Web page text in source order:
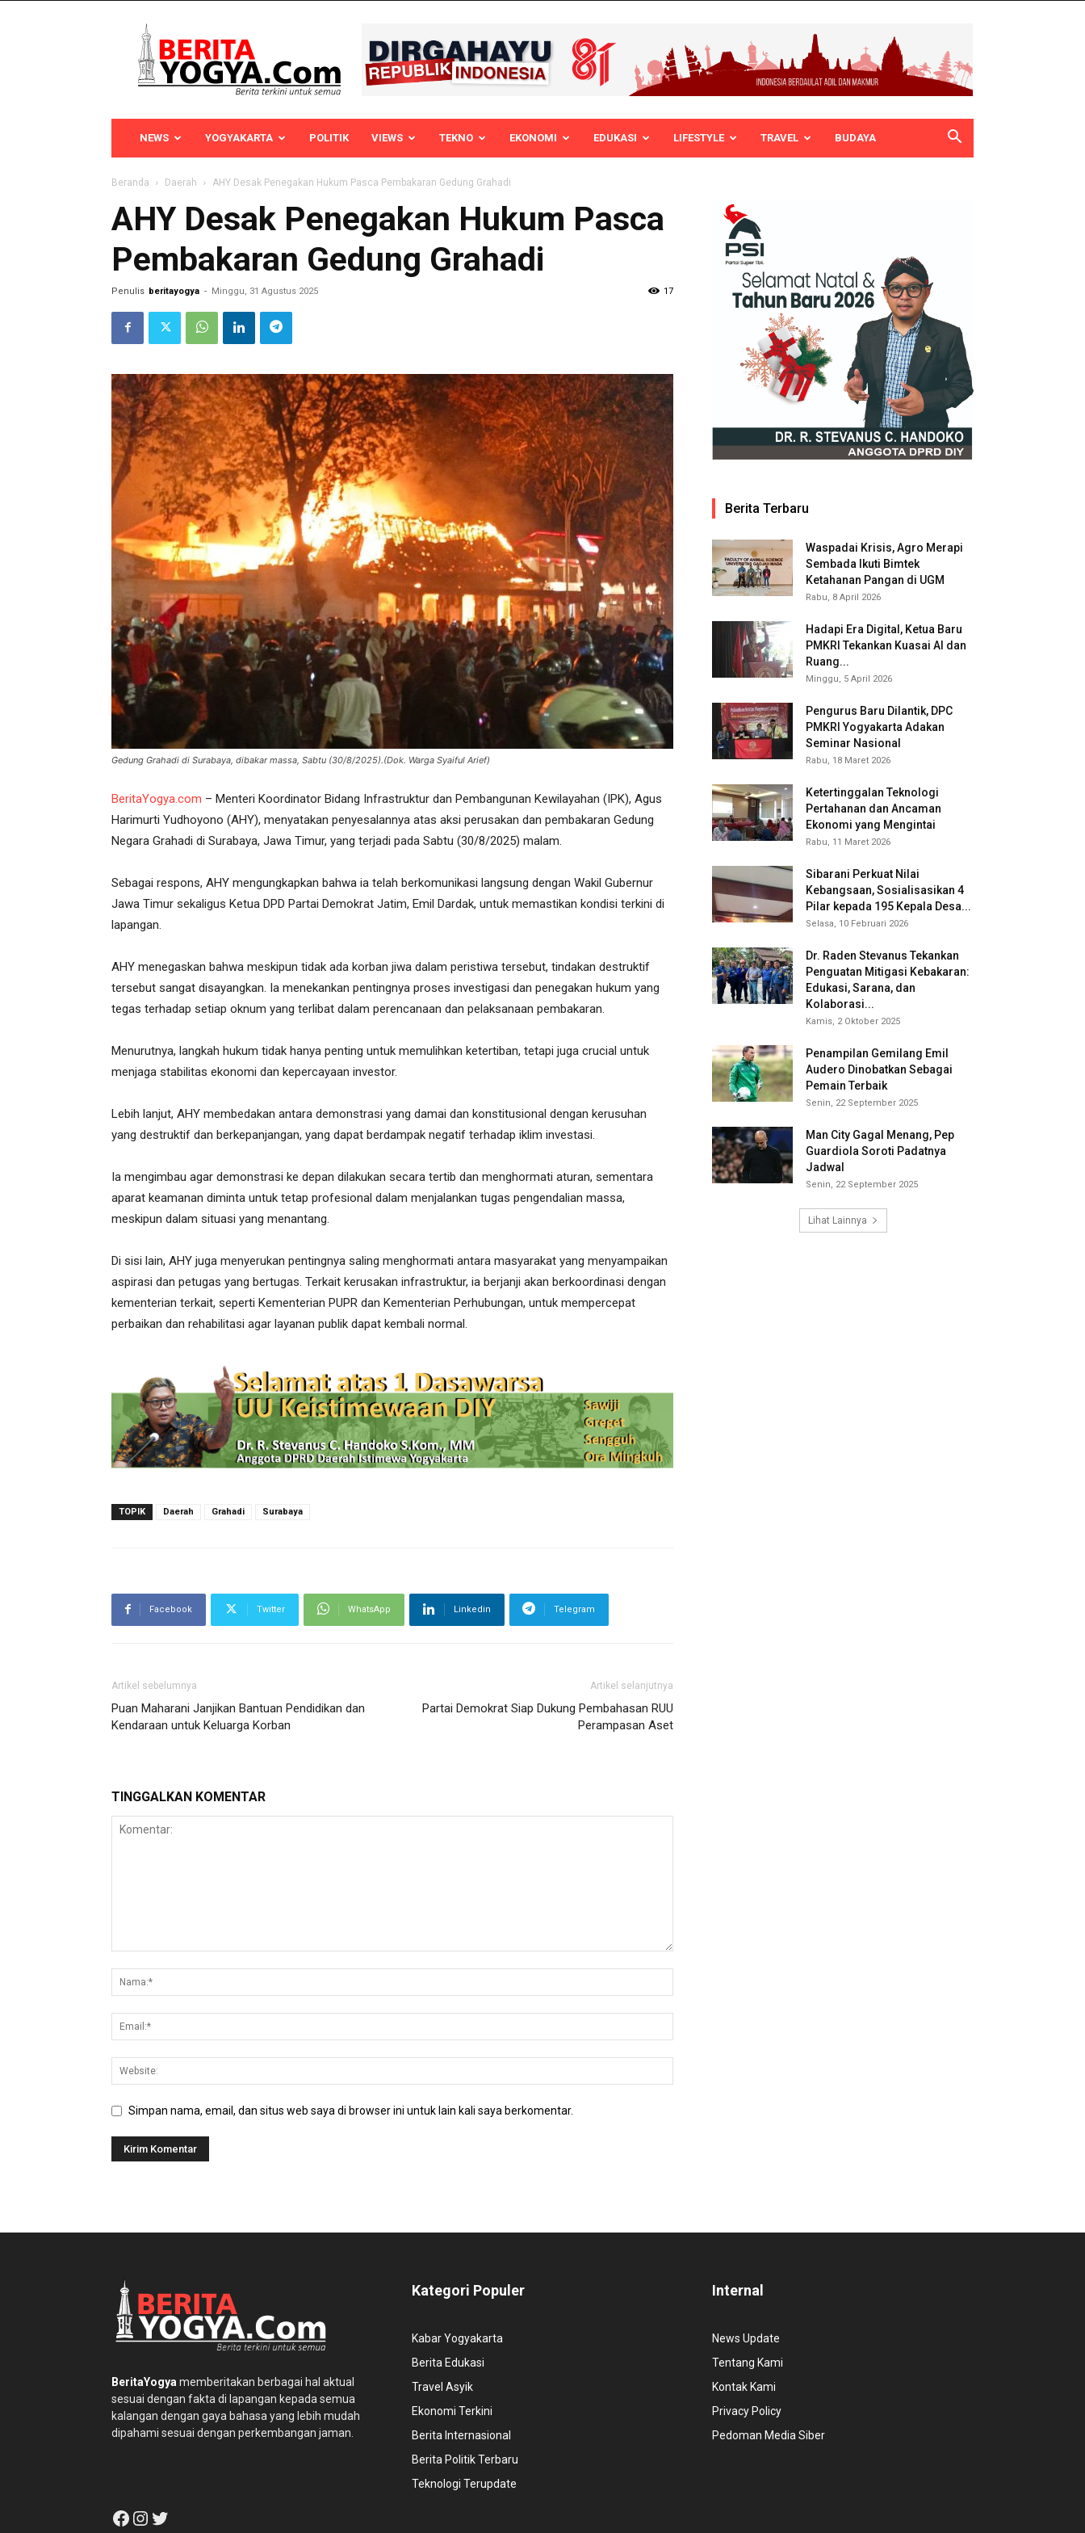
Yogya
NEWS YOGYAKARTA POLITIK VIEWS TEKNO EKONOMI EDUKASI LIFESTYLE TRAVEL BUDAYA
Beranda Daerah AHY Desak Penegakan Hukum Pasca Pembakaran Gedung Grahadi
AHY Desak Penegakan Hukum Pasca
Pembakaran Gedung Grahadi
Penulis beritayogya - Minggu, 31 Agustus 2025 17
Gedung Grahadi di Surabaya, dibakar massa, Sabtu (30/8/2025).(Dok. Warga Syaiful Arief)
BeritaYogya.com – Menteri Koordinator Bidang Infrastruktur dan Pembangunan Kewilayahan (IPK), Agus
Harimurti Yudhoyono (AHY), menyatakan penyesalannya atas aksi perusakan dan pembakaran Gedung
Negara Grahadi di Surabaya, Jawa Timur, yang terjadi pada Sabtu (30/8/2025) malam.
Sebagai respons, AHY mengungkapkan bahwa ia telah berkomunikasi langsung dengan Wakil Gubernur
Jawa Timur sekaligus Ketua DPD Partai Demokrat Jatim, Emil Dardak, untuk memastikan kondisi terkini di
lapangan.
AHY menegaskan bahwa meskipun tidak ada korban jiwa dalam peristiwa tersebut, tindakan destruktif
tersebut sangat disayangkan. Ia menekankan pentingnya proses investigasi dan penegakan hukum yang
tegas terhadap setiap oknum yang terlibat dalam perencanaan dan pelaksanaan pembakaran.
Menurutnya, langkah hukum tidak hanya penting untuk memulihkan ketertiban, tetapi juga crucial untuk
menjaga stabilitas ekonomi dan kepercayaan investor.
Lebih lanjut, AHY membedakan antara demonstrasi yang damai dan konstitusional dengan kerusuhan
yang destruktif dan berkepanjangan, yang dapat berdampak negatif terhadap iklim investasi.
Ia mengimbau agar demonstrasi ke depan dilakukan secara tertib dan menghormati aturan, sementara
aparat keamanan diminta untuk tetap profesional dalam menjalankan tugas pengendalian massa,
meskipun dalam situasi yang menantang.
Di sisi lain, AHY juga menyerukan pentingnya saling menghormati antara masyarakat yang menyampaikan
aspirasi dan petugas yang bertugas. Terkait kerusakan infrastruktur, ia berjanji akan berkoordinasi dengan
kementerian terkait, seperti Kementerian PUPR dan Kementerian Perhubungan, untuk mempercepat
perbaikan dan rehabilitasi agar layanan publik dapat kembali normal.
TOPIK Daerah Grahadi Surabaya
Facebook Twitter WhatsApp Linkedin Telegram
Artikel sebelumnya
Puan Maharani Janjikan Bantuan Pendidikan dan
Kendaraan untuk Keluarga Korban
Artikel selanjutnya
Partai Demokrat Siap Dukung Pembahasan RUU
Perampasan Aset
TINGGALKAN KOMENTAR
Simpan nama, email, dan situs web saya di browser ini untuk lain kali saya berkomentar.
Berita Terbaru
Waspadai Krisis, Agro Merapi
Sembada Ikuti Bimtek
Ketahanan Pangan di UGM
Rabu, 8 April 2026
Hadapi Era Digital, Ketua Baru
PMKRI Tekankan Kuasai AI dan
Ruang...
Minggu, 5 April 2026
Pengurus Baru Dilantik, DPC
PMKRI Yogyakarta Adakan
Seminar Nasional
Rabu, 18 Maret 2026
Ketertinggalan Teknologi
Pertahanan dan Ancaman
Ekonomi yang Mengintai
Rabu, 11 Maret 2026
Sibarani Perkuat Nilai
Kebangsaan, Sosialisasikan 4
Pilar kepada 195 Kepala Desa...
Selasa, 10 Februari 2026
Dr. Raden Stevanus Tekankan
Penguatan Mitigasi Kebakaran:
Edukasi, Sarana, dan
Kolaborasi...
Kamis, 2 Oktober 2025
Penampilan Gemilang Emil
Audero Dinobatkan Sebagai
Pemain Terbaik
Senin, 22 September 2025
Man City Gagal Menang, Pep
Guardiola Soroti Padatnya
Jadwal
Senin, 22 September 2025
Lihat Lainnya
BeritaYogya memberitakan berbagai hal aktual
sesuai dengan fakta di lapangan kepada semua
kalangan dengan gaya bahasa yang lebih mudah
dipahami sesuai dengan perkembangan jaman.
Facebook
Instagram
Twitter
Kategori Populer
Kabar Yogyakarta
Berita Edukasi
Travel Asyik
Ekonomi Terkini
Berita Internasional
Berita Politik Terbaru
Teknologi Terupdate
Internal
News Update
Tentang Kami
Kontak Kami
Privacy Policy
Pedoman Media Siber